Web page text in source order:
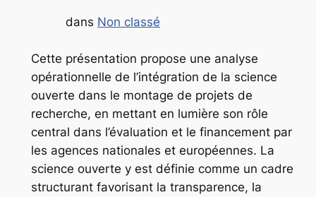
dans Non classé
Cette présentation propose une analyse
opérationnelle de l’intégration de la science
ouverte dans le montage de projets de
recherche, en mettant en lumière son rôle
central dans l’évaluation et le financement par
les agences nationales et européennes. La
science ouverte y est définie comme un cadre
structurant favorisant la transparence, la